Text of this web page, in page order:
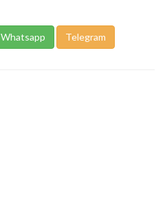
Whatsapp Telegram